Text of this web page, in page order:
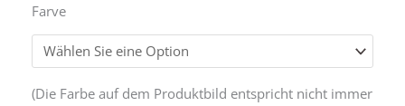
Farve
Alternative:
(Die Farbe auf dem Produktbild entspricht nicht immer